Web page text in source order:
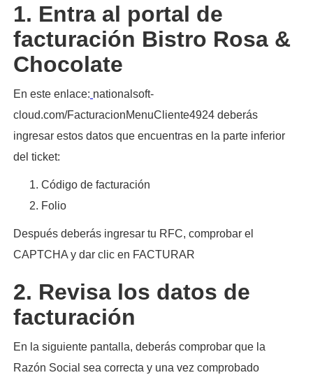
1. Entra al portal de
facturación Bistro Rosa &
Chocolate
En este enlace: nationalsoft-
cloud.com/FacturacionMenuCliente4924 deberás
ingresar estos datos que encuentras en la parte inferior
del ticket:
Código de facturación
Folio
Después deberás ingresar tu RFC, comprobar el
CAPTCHA y dar clic en FACTURAR
2. Revisa los datos de
facturación
En la siguiente pantalla, deberás comprobar que la
Razón Social sea correcta y una vez comprobado